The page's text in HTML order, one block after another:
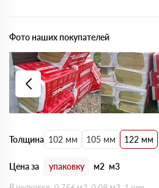
Толщина 102 мм 105 мм 122 мм
Цена за упаковку м2 м3
Фото наших покупателей